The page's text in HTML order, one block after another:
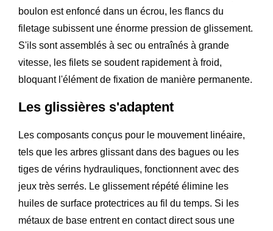
boulon est enfoncé dans un écrou, les flancs du
filetage subissent une énorme pression de glissement.
S'ils sont assemblés à sec ou entraînés à grande
vitesse, les filets se soudent rapidement à froid,
bloquant l'élément de fixation de manière permanente.
Les glissières s'adaptent
Les composants conçus pour le mouvement linéaire,
tels que les arbres glissant dans des bagues ou les
tiges de vérins hydrauliques, fonctionnent avec des
jeux très serrés. Le glissement répété élimine les
huiles de surface protectrices au fil du temps. Si les
métaux de base entrent en contact direct sous une